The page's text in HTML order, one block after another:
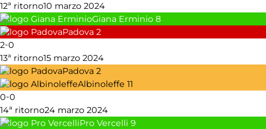
12ª ritorno10 marzo 2024
Giana Erminio 8
Padova 2
2-0
13ª ritorno15 marzo 2024
Padova 2
Albinoleffe 11
0-0
14ª ritorno24 marzo 2024
Pro Vercelli 9